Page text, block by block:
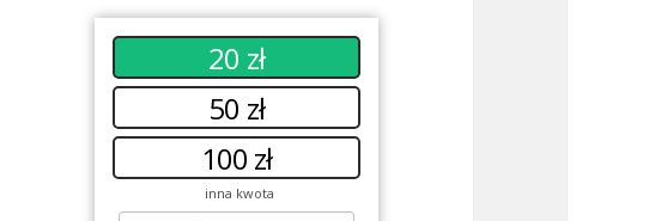
20 zł
50 zł
100 zł
inna kwota